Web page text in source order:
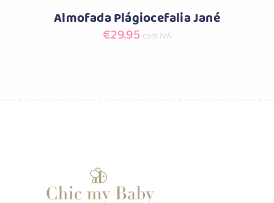
Almofada Plágiocefalia Jané
€29.95 com IVA